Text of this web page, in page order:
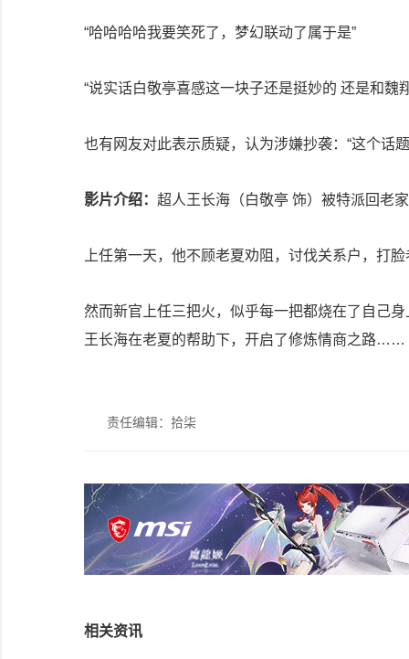
“哈哈哈哈我要笑死了，梦幻联动了属于是”
“说实话白敬亭喜感这一块子还是挺妙的 还是和魏
也有网友对此表示质疑，认为涉嫌抄袭：“这个话
影片介绍： 超人王长海（白敬亭 饰）被特派回老
上任第一天，他不顾老夏劝阻，讨伐关系户，打
然而新官上任三把火，似乎每一把都烧在了自己
王长海在老夏的帮助下，开启了修炼情商之路……
责任编辑：拾柒
相关资讯